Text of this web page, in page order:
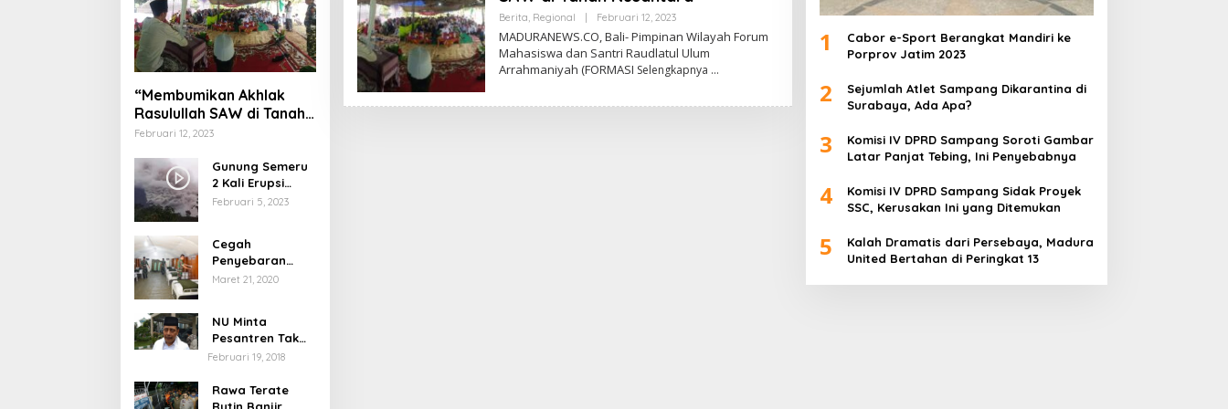
“Membumikan Akhlak
Rasulullah SAW di Tanah
Nusantara”
Februari 12, 2023
Gunung Semeru
2 Kali Erupsi
dengan Tinggi
Februari 5, 2023
Cegah
Penyebaran
Virus Corona,
Pelayanan
Maret 21, 2020
NU Minta
Pesantren Tak
Terprovokasi
Februari 19, 2018
Rawa Terate
Berita, Regional Februari 12, 2023Oleh
MADURANEWS.CO, Bali- Pimpinan Wilayah Forum
Mahasiswa dan Santri Raudlatul Ulum
Arrahmaniyah (FORMASI Selengkapnya
1
Cabor e-Sport Berangkat Mandiri ke
Porprov Jatim 2023
2
Sejumlah Atlet Sampang Dikarantina di
Surabaya, Ada Apa?
3
Komisi IV DPRD Sampang Soroti Gambar
Latar Panjat Tebing, Ini Penyebabnya
4
Komisi IV DPRD Sampang Sidak Proyek
SSC, Kerusakan Ini yang Ditemukan
5
Kalah Dramatis dari Persebaya, Madura
United Bertahan di Peringkat 13